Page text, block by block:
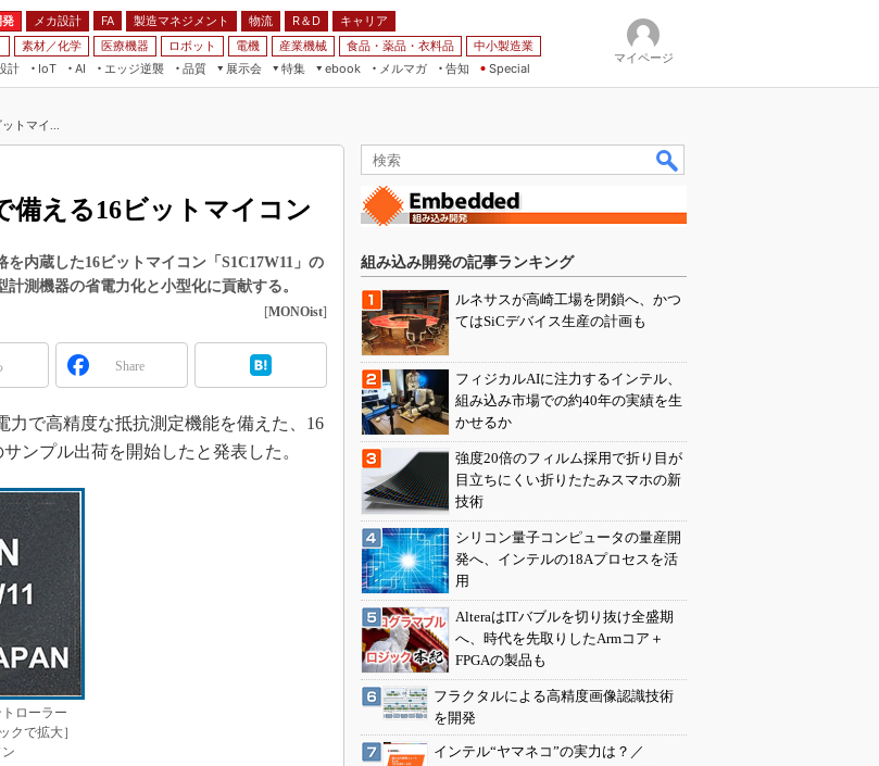
メカ設計 FA 製造マネジメント 物流 R＆D
キャリア
素材／化学 医療機器 ロボット 電機 産業機械 食品・薬品・衣料品
中小製造業
計
IoT
AI
エッジ逆襲 品質
展示会
JIMTOF
IIFES
ジャパンモビリティショー
人テク展
スマート工場EXPO
日本ものづくりワールド
産業オープンネット展
特集
フィールドサービス
FPGA
組み込み画像技術
Windows Embedded
ISO26262
無償設計ツール
3Dプリンタ
デジタルツインとCAE
S＆OP
インダストリー4.0
イノベーション
製造業ビッグデータ
メイドインジャパン
植物工場
ebook
素材／化学
メルマガ
告知 Special
マイページ
トマイ...
備える16ビットマイコン
内蔵した16ビットマイコン「S1C17W11」の
測機器の省電力化と小型化に貢献する。
[MONOist]
Share
で高精度な抵抗測定機能を備えた、16
ンプル出荷を開始したと発表した。
ローラー
クで拡大］
組み込み開発の記事ランキング
ルネサスが高崎工場を閉鎖へ、かつ
てはSiCデバイス生産の計画も
フィジカルAIに注力するインテル、
組み込み市場での約40年の実績を生
かせるか
強度20倍のフィルム採用で折り目が
目立ちにくい折りたたみスマホの新
技術
シリコン量子コンピュータの量産開
発へ、インテルの18Aプロセスを活
用
AlteraはITバブルを切り抜け全盛期
へ、時代を先取りしたArmコア＋
FPGAの製品も
フラクタルによる高精度画像認識技術
を開発
インテル“ヤマネコ”の実力は？／